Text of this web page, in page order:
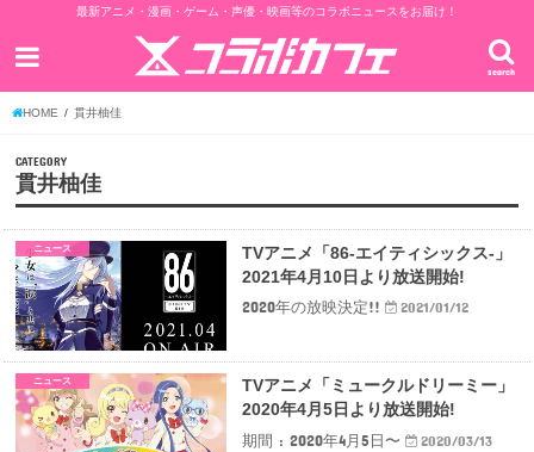
最新アニメ・漫画・ゲーム・声優・映画等のコラボニュースをお届け！
search
HOME 貫井柚佳
CATEGORY
貫井柚佳
ニュース
TVアニメ「86-エイティシックス-」
2021年4月10日より放送開始!
2020年の放映決定!!
2021/01/12
ニュース
TVアニメ「ミュークルドリーミー」
2020年4月5日より放送開始!
期間 : 2020年4月5日〜
2020/03/13